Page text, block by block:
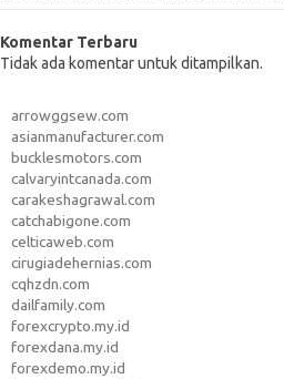
Komentar Terbaru
Tidak ada komentar untuk ditampilkan.
arrowggsew.com
asianmanufacturer.com
bucklesmotors.com
calvaryintcanada.com
carakeshagrawal.com
catchabigone.com
celticaweb.com
cirugiadehernias.com
cqhzdn.com
dailfamily.com
forexcrypto.my.id
forexdana.my.id
forexdemo.my.id